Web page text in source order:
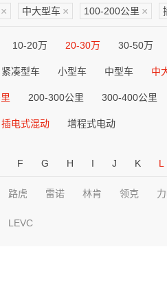
× 中大型车 × 100-200公里 ×
10-20万 20-30万 30-50万
紧凑型车 小型车 中型车 中
200-300公里 300-400公里
插电式混动 增程式电动
F G H I J K L
路虎 雷诺 林肯 领克
LEVC